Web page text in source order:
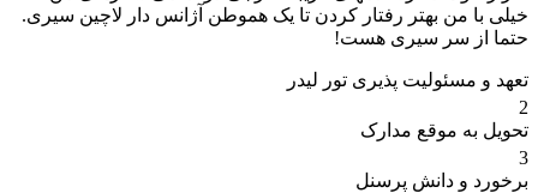
خیلی با من بهتر رفتار کردن تا یک هموطن آژانس دار لاچین سیری.
حتما از سر سیری هست!
تعهد و مسئولیت پذیری تور لیدر
2
تحویل به موقع مدارک
3
برخورد و دانش پرسنل